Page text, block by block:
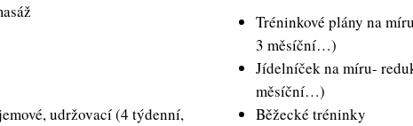
udržovací (4 týdenní,
Tréninkové plány na
3 měsíční…)
Jídelníček na míru-
měsíční…)
Běžecké tréninky